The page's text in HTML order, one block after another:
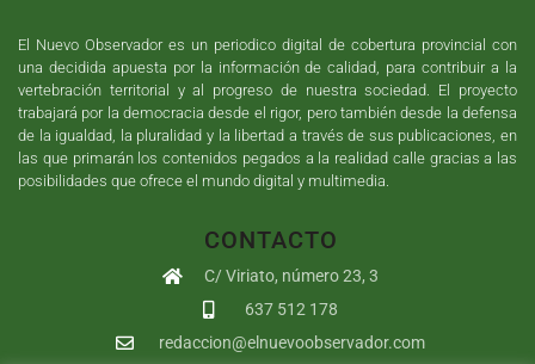
El Nuevo Observador es un periodico digital de cobertura provincial con
una decidida apuesta por la información de calidad, para contribuir a la
vertebración territorial y al progreso de nuestra sociedad. El proyecto
trabajará por la democracia desde el rigor, pero también desde la defensa
de la igualdad, la pluralidad y la libertad a través de sus publicaciones, en
las que primarán los contenidos pegados a la realidad calle gracias a las
posibilidades que ofrece el mundo digital y multimedia.
CONTACTO
C/ Viriato, número 23, 3
637 512 178
redaccion@elnuevoobservador.com